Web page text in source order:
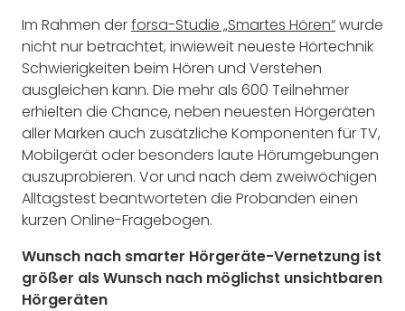
Im Rahmen derforsa-Studie „Smartes Hören“wurde
nicht nur betrachtet, inwieweit neueste Hörtechnik
Schwierigkeiten beim Hören und Verstehen
ausgleichen kann. Die mehr als 600 Teilnehmer
erhielten die Chance, neben neuesten Hörgeräten
aller Marken auch zusätzliche Komponenten für TV,
Mobilgerät oder besonders laute Hörumgebungen
auszuprobieren. Vor und nach dem zweiwöchigen
Alltagstest beantworteten die Probanden einen
kurzen Online-Fragebogen.
Wunsch nach smarter Hörgeräte-Vernetzung ist
größer als Wunsch nach möglichst unsichtbaren
Hörgeräten